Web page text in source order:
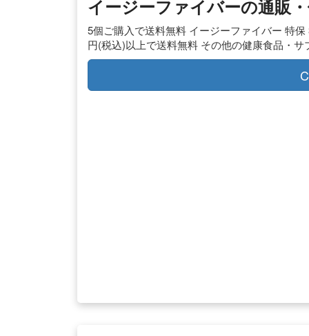
イージーファイバーの通販
5個ご購入で送料無料 イージーファイバー 特
円(税込)以上で送料無料 その他の健康食品・サ